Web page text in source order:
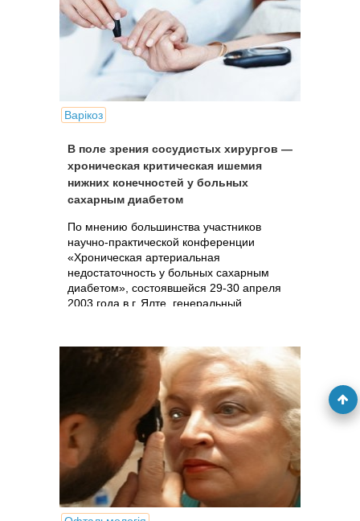
Варікоз
В поле зрения сосудистых хирургов —
хроническая критическая ишемия
нижних конечностей у больных
сахарным диабетом
По мнению большинства участников
научно-практической конференции
«Хроническая артериальная
недостаточность у больных сахарным
диабетом», состоявшейся 29-30 апреля
2003 года в г. Ялте, генеральный